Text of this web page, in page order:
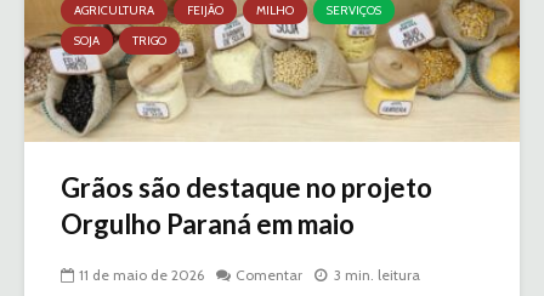
AGRICULTURA FEIJÃO MILHO
SERVIÇOS
SOJA
TRIGO
Grãos são destaque no projeto
Orgulho Paraná em maio
11 de maio de 2026 Comentar 3 min. leitura